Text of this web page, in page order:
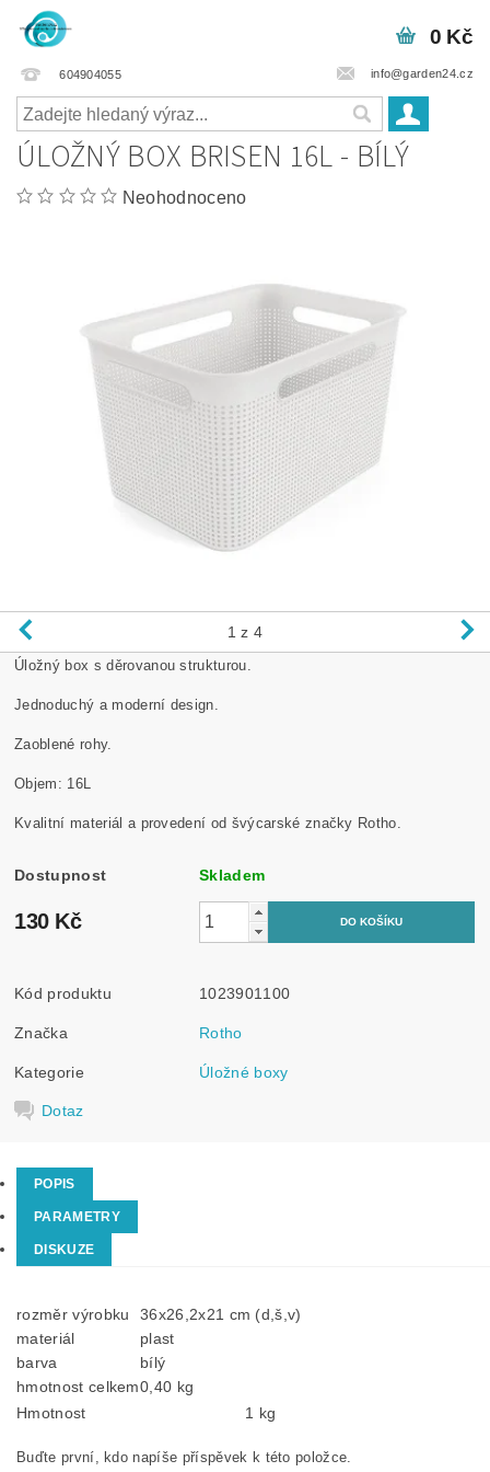
604904055 info@garden24.cz
0 Kč
ÚLOŽNÝ BOX BRISEN 16L - BÍLÝ
Neohodnoceno
1 z 4
Úložný box s děrovanou strukturou.
Jednoduchý a moderní design.
Zaoblené rohy.
Objem: 16L
Kvalitní materiál a provedení od švýcarské značky Rotho.
Dostupnost Skladem
130 Kč
Kód produktu 1023901100
Značka Rotho
Kategorie Úložné boxy
Dotaz
POPIS
PARAMETRY
DISKUZE
rozměr výrobku
36x26,2x21 cm (d,š,v)
materiál
plast
barva
bílý
hmotnost celkem0,40 kg
Hmotnost
1 kg
Buďte první, kdo napíše příspěvek k této položce.